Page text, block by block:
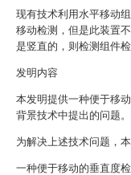
现有技术利用水平移动
移动检测，但是此装置
是竖直的，则检测组件
发明内容
本发明提供一种便于移
背景技术中提出的问题。
为解决上述技术问题，
一种便于移动的垂直度